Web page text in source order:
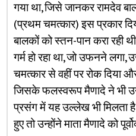
गया था, जिसे जानकर रामदेव
(प्रथम चमत्कार) इस प्रकार
बालकों को स्तन-पान करा रही
गर्म हो रहा था, जो उफनने
चमत्कार से वहीं पर रोक दिया
जिसके फलस्वरूप मैणादे ने भी
प्रसंग में यह उल्लेख भी मिलता
हुए तो उन्होंने माता मैणादे को